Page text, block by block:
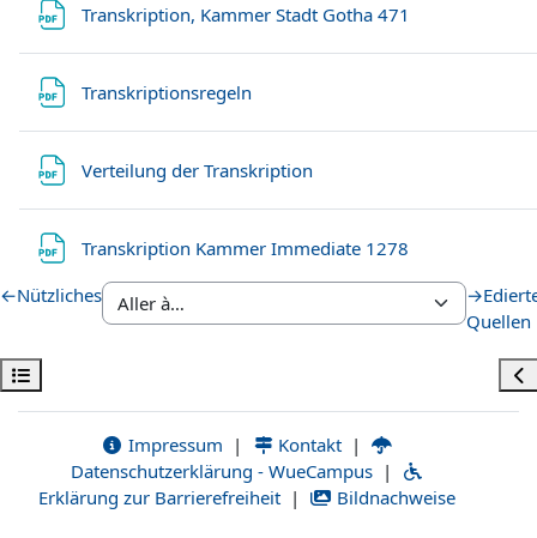
Ouvrir l’index du cours
Transkription, Kammer Stadt Gotha 471
Transkriptionsregeln
Verteilung der Transkription
Transkription Kammer Immediate 1278
←Nützliches →
Quellen
Impressum | Kontakt |
Datenschutzerklärung - WueCampus |
Erklärung zur Barrierefreiheit | Bildnachweise